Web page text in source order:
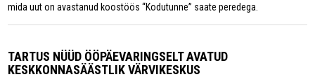
mida uut on avastanud koostöös “Kodutunne” saate peredega.
TARTUS NÜÜD ÖÖPÄEVARINGSELT AVATUD
KESKKONNASÄÄSTLIK VÄRVIKESKUS